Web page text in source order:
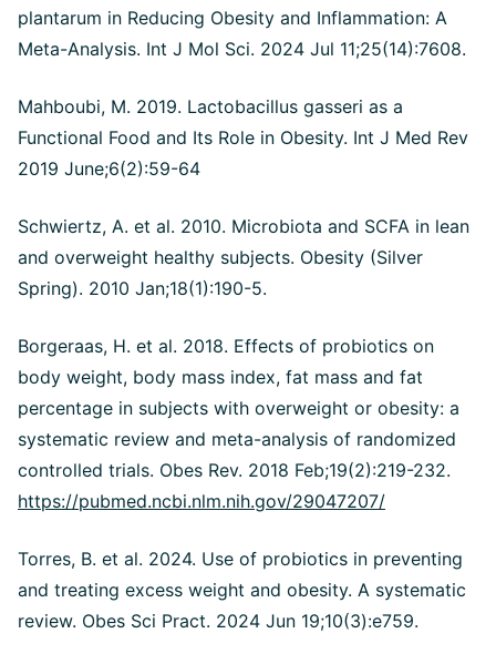
plantarum in Reducing Obesity and Inflammation: A
Meta-Analysis. Int J Mol Sci. 2024 Jul 11;25(14):7608.
Mahboubi, M. 2019. Lactobacillus gasseri as a
Functional Food and Its Role in Obesity. Int J Med Rev
2019 June;6(2):59-64
Schwiertz, A. et al. 2010. Microbiota and SCFA in lean
and overweight healthy subjects. Obesity (Silver
Spring). 2010 Jan;18(1):190-5.
Borgeraas, H. et al. 2018. Effects of probiotics on
body weight, body mass index, fat mass and fat
percentage in subjects with overweight or obesity: a
systematic review and meta-analysis of randomized
controlled trials. Obes Rev. 2018 Feb;19(2):219-232.
https://pubmed.ncbi.nlm.nih.gov/29047207/
Torres, B. et al. 2024. Use of probiotics in preventing
and treating excess weight and obesity. A systematic
review. Obes Sci Pract. 2024 Jun 19;10(3):e759.